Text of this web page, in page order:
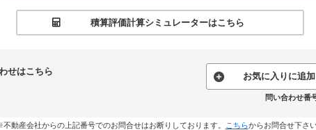
積算評価計算シミュレーターはこちら
せはこちら お気に入りに追加
問い合わせ番
動産会社からの上記番号でのお問合せはお断りしております。 こちらからお問合せ下さ